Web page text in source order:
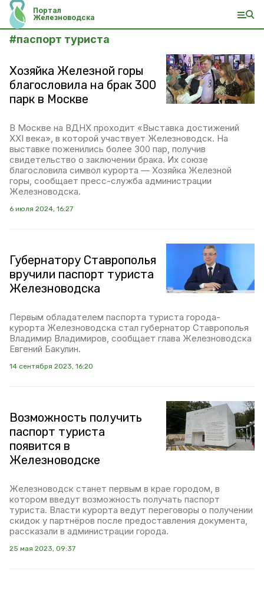
Портал
Железноводска
#паспорт туриста
Хозяйка Железной горы
благословила на брак 300
парк в Москве
В Москве на ВДНХ проходит «Выставка достижений
XXI века», в которой участвует Железноводск. На
выставке поженились более 300 пар, получив
свидетельство о заключении брака. Их союзе
благословила символ курорта — Хозяйка Железной
горы, сообщает пресс-служба администрации
Железноводска.
6 июля 2024, 16:27
Губернатору Ставрополья
вручили паспорт туриста
Железноводска
Первым обладателем паспорта туриста города-
курорта Железноводска стал губернатор Ставрополья
Владимир Владимиров, сообщает глава Железноводска
Евгений Бакулин.
14 сентября 2023, 16:20
Возможность получить
паспорт туриста
появится в
Железноводске
Железноводск станет первым в крае городом, в
котором введут возможность получать паспорт
туриста. Власти курорта ведут переговоры о получении
скидок у партнёров после предоставления документа,
рассказали в администрации города.
25 мая 2023, 09:37